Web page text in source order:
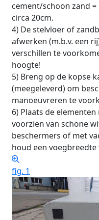
cement/schoon zand
circa 20cm.
4) De stelvloer of
afwerken (m.b.v. een
verschillen te
hoogte!
5) Breng op de kopse
(meegeleverd) om
manoeuvreren te
6) Plaats de
voorzien van schone
beschermers of met
houd een
fig. 1